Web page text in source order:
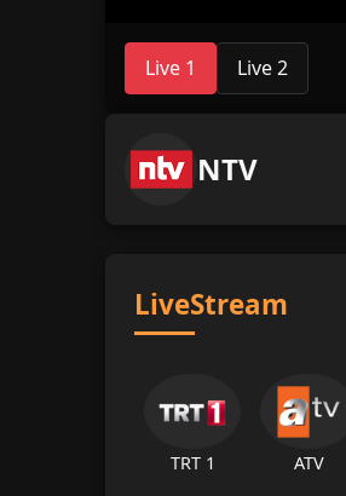
Live 1 Live 2
NTV
LiveStream
TRT 1 ATV